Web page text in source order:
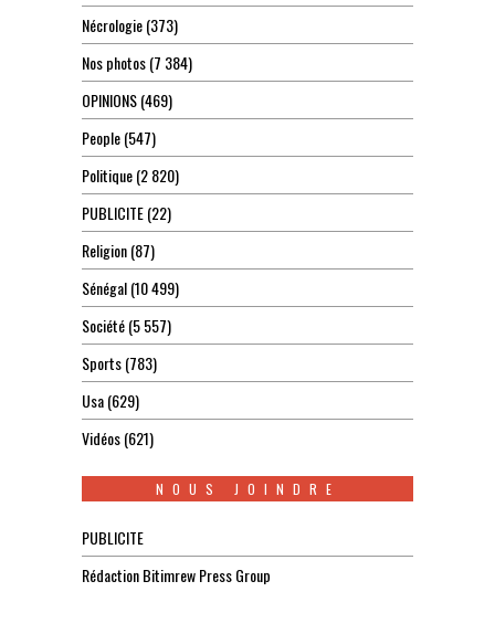
Nécrologie(373)
Nos photos(7 384)
OPINIONS(469)
People(547)
Politique(2 820)
PUBLICITE(22)
Religion(87)
Sénégal(10 499)
Société(5 557)
Sports(783)
Usa(629)
Vidéos(621)
NOUS JOINDRE
PUBLICITE
Rédaction Bitimrew Press Group